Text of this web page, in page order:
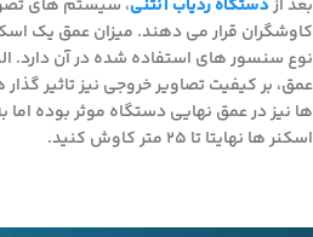
بعد ازدستگاه ردیاب آنتنی، سیستم های
کاوشگران قرار می دهند. میزان عمق یک
نوع سنسور های استفاده شده در آن دارد.
عمق، بر کیفیت تصاویر خروجی نیز تاثیر
ها نیز در عمق نهایی دستگاه موثر بوده
اسکنر ها نهایتا تا 25 متر کاوش کنید.